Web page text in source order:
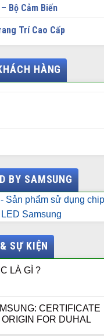
Bộ Cảm Biến
Trí Cao Cấp
HÀNG
BY SAMSUNG
- Sản phẩm sử dụng chip
LED Samsung
SỰ KIỆN
LÀ GÌ ?
CERTIFICATE
ORIGIN FOR DUHAL